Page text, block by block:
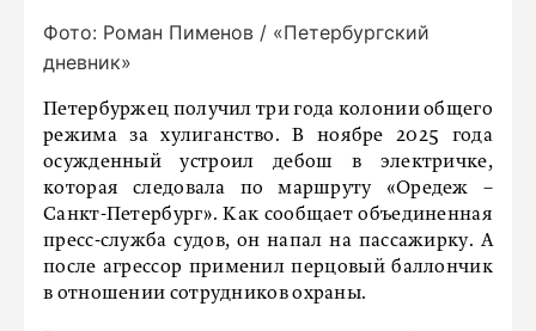
Фото: Роман Пименов / «Петербургский
дневник»
Петербуржец получил три года колонии общего
режима за хулиганство. В ноябре 2025 года
осужденный устроил дебош в электричке,
которая следовала по маршруту «Оредеж –
Санкт-Петербург». Как сообщает объединенная
пресс-служба судов, он напал на пассажирку. А
после агрессор применил перцовый баллончик
в отношении сотрудников охраны.